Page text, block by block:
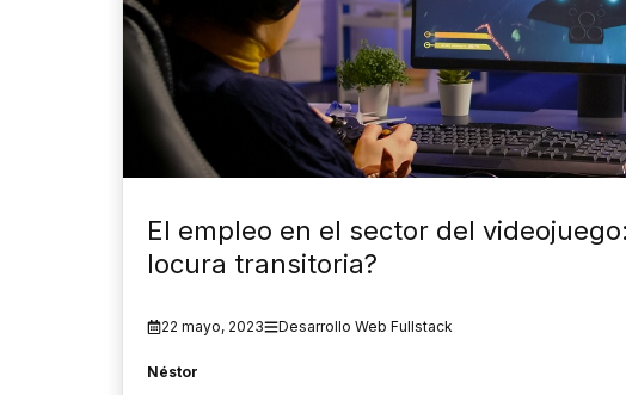
El empleo en el sector del
locura transitoria?
22 mayo, 2023 Desarrollo Web Fullstack
Néstor